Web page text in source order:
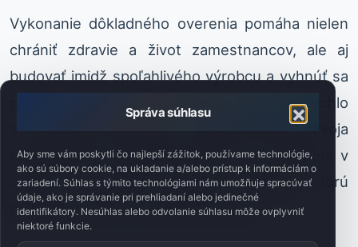
Správa súhlasu
Aby sme vám poskytli čo najlepší zážitok, používame technológie,
ako sú súbory cookie, na ukladanie a/alebo prístup k informáciám o
zariadení. Súhlas s týmito technológiami nám umožňuje spracúvať
údaje, ako je správanie pri prehliadaní alebo jedinečné
identifikátory. Nesúhlas alebo odvolanie súhlasu môže ovplyvniť
niektoré funkcie.
Vykonanie dôkladného overenia pomáha nielen
chrániť zdravie a život zamestnancov, ale aj
budovať imidž spoľahlivého výrobcu a vyhnúť sa
právnym dôsledkom. Pamätajte, že v čase rýchlo
sa meniacich predpisov a dynamického rozvoja
technológií sa oplatí držať krok s novinkami v
odvetví a využívať odbornú podporu, ktorú
ponúkajú experti a odborné portály.